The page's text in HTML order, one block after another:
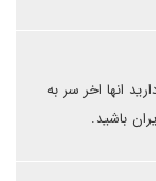
انها اخر سر به
باشید.